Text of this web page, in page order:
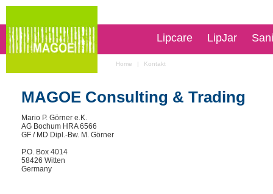
Lipcare LipJar
Home | Kontakt
MAGOE Consulting & Trading
Mario P. Görner e.K.
AG Bochum HRA 6566
GF / MD Dipl.-Bw. M. Görner
P.O. Box 4014
58426 Witten
Germany